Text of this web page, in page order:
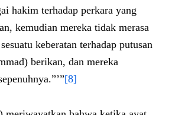
hakim terhadap perkara yang
kemudian mereka tidak merasa
keberatan terhadap putusan
berikan, dan mereka
[8]